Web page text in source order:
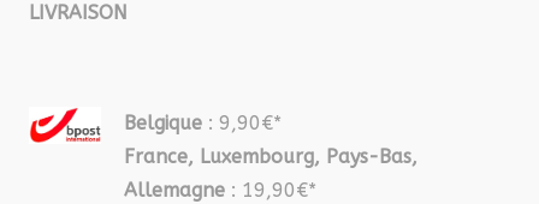
LIVRAISON
Belgique : 9,90€*
France, Luxembourg, Pays-Bas,
Allemagne : 19,90€*